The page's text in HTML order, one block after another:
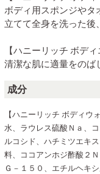
ボディ用スポンジやタ
立てて全身を洗った後
【ハニーリッチ ボディ
清潔な肌に適量をのば
成分
【ハニーリッチ ボディウォ
水、ラウレス硫酸Ｎａ、
ルコシド、ハチミツエキ
料、ココアンホジ酢酸２
Ｇ－１５０、エチルヘキ